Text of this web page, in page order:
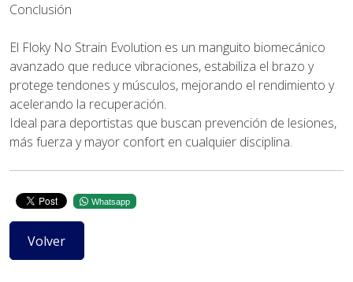
Conclusión
El Floky No Strain Evolution es un manguito biomecánico
avanzado que reduce vibraciones, estabiliza el brazo y
protege tendones y músculos, mejorando el rendimiento y
acelerando la recuperación.
Ideal para deportistas que buscan prevención de lesiones,
más fuerza y mayor confort en cualquier disciplina.
Whatsapp
Volver